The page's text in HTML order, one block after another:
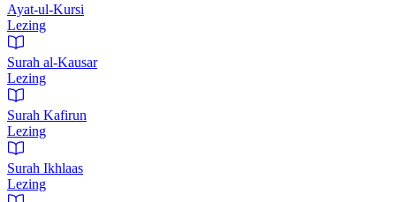
Ayat-ul-Kursi
Lezing
Surah al-Kausar
Lezing
Surah Kafirun
Lezing
Surah Ikhlaas
Lezing